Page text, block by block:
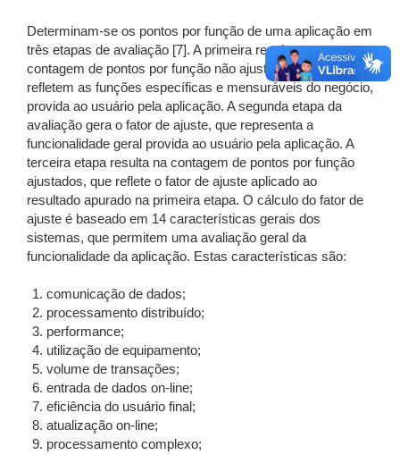
Determinam-se os pontos por função de uma aplicação em
três etapas de avaliação [7]. A primeira resulta na
contagem de pontos por função não ajustados, que
refletem as funções específicas e mensuráveis do negócio,
provida ao usuário pela aplicação. A segunda etapa da
avaliação gera o fator de ajuste, que representa a
funcionalidade geral provida ao usuário pela aplicação. A
terceira etapa resulta na contagem de pontos por função
ajustados, que reflete o fator de ajuste aplicado ao
resultado apurado na primeira etapa. O cálculo do fator de
ajuste é baseado em 14 características gerais dos
sistemas, que permitem uma avaliação geral da
funcionalidade da aplicação. Estas características são:
comunicação de dados;
processamento distribuído;
performance;
utilização de equipamento;
volume de transações;
entrada de dados on-line;
eficiência do usuário final;
atualização on-line;
processamento complexo;